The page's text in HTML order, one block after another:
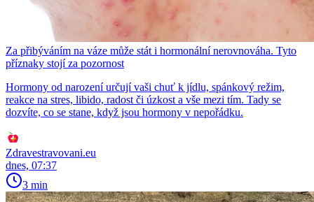
Za přibýváním na váze může stát i hormonální nerovnováha. Tyto
příznaky stojí za pozornost
Hormony od narození určují vaši chuť k jídlu, spánkový režim,
reakce na stres, libido, radost či úzkost a vše mezi tím. Tady se
dozvíte, co se stane, když jsou hormony v nepořádku.
Zdravestravovani.eu
dnes, 07:37
3 min